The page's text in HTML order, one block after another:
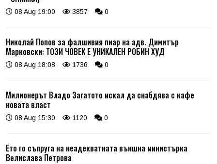
08 Aug 19:00 3857 0
Николай Попов за фалшивия пиар на адв. Димитър
Марковски: ТОЗИ ЧОВЕК Е УНИКАЛЕН РОБИН ХУД
08 Aug 18:08 1736 0
Милионерът Владо Загатото искал да снабдява с кафе
новата власт
08 Aug 15:30 1120 0
Ето го съпруга на неадекватната външна министърка
Велислава Петрова